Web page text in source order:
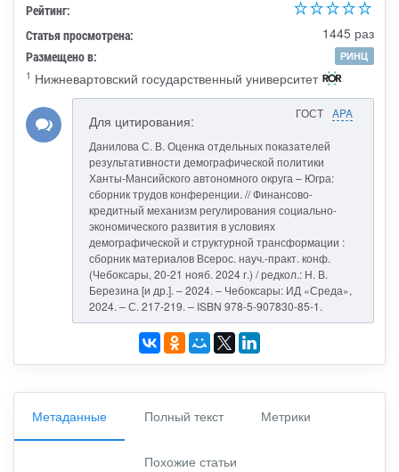
Рейтинг:
Статья просмотрена:
1445 раз
Размещено в:
РИНЦ
1 Нижневартовский государственный университет
ГОСТ APA
Для цитирования:
Данилова С. В. Оценка отдельных показателей
результативности демографической политики
Ханты-Мансийского автономного округа – Югра:
сборник трудов конференции. // Финансово-
кредитный механизм регулирования социально-
экономического развития в условиях
демографической и структурной трансформации :
сборник материалов Всерос. науч.-практ. конф.
(Чебоксары, 20-21 нояб. 2024 г.) / редкол.: Н. В.
Березина [и др.]. – 2024. – Чебоксары: ИД «Среда»,
2024. – С. 217-219. – ISBN 978-5-907830-85-1.
Метаданные Полный текст Метрики
Похожие статьи